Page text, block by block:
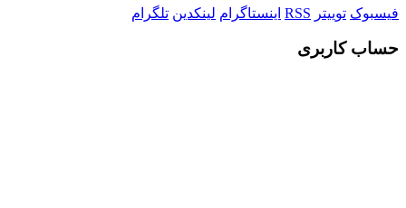
فیسبوک توییتر RSS اینستاگرام لینکدین تلگرام
حساب کاربری